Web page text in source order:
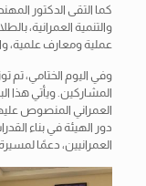
كما التقى الدكتور
والتنمية العمرانية،
عملية ومعارف علمية،
وفي اليوم الختامي، تم
المشاركين. ويأتي هذا
دور الهيئة في بناء
العمرانيين، دعمًا